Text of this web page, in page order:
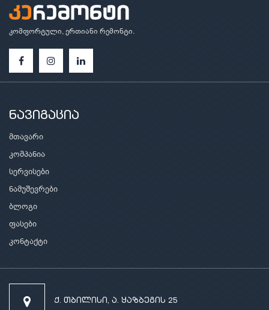
კომფორტული, ერთიანი რემონტი.
ნავიგაცია
მთავარი
კომპანია
სერვისები
ნამუშევრები
ბლოგი
ფასები
კონტაქტი
ქ. თბილისი, ა. ყაზბეგის 25